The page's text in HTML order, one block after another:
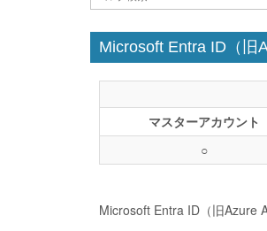
Microsoft Entra ID（旧
マスターアカウント
○
Microsoft Entra ID（旧Azure